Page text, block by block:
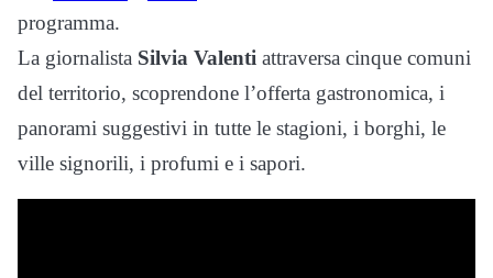
programma.
La giornalista Silvia Valenti attraversa cinque comuni
del territorio, scoprendone l’offerta gastronomica, i
panorami suggestivi in tutte le stagioni, i borghi, le
ville signorili, i profumi e i sapori.